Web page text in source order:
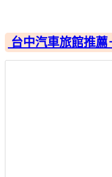
台中汽車旅館推